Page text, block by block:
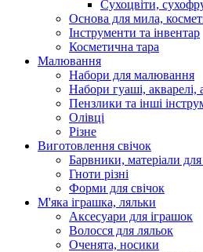
Сухоцвіти,
Основа для мила,
Інструменти та інвентар
Косметична тара
Малювання
Набори для малювання
Набори гуаші, акварелі,
Пензлики та інші
Олівці
Різне
Виготовлення свічок
Барвники, матеріали для
Гноти різні
Форми для свічок
М'яка іграшка, ляльки
Аксесуари для іграшок
Волосся для ляльок
Оченята, носики